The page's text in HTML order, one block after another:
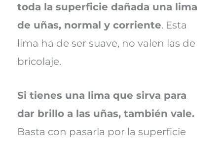
toda la superficie dañada una lima
de uñas, normal y corriente. Esta
lima ha de ser suave, no valen las de
bricolaje.
Si tienes una lima que sirva para
dar brillo a las uñas, también vale.
Basta con pasarla por la superficie